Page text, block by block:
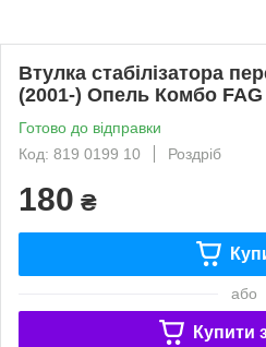
Втулка стабілізатора
(2001-) Опель Комбо FAG
Готово до відправки
Код: 819 0199 10
Роздріб
180 ₴
або
Купити